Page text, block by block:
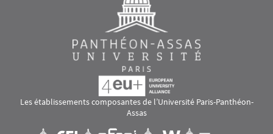
Les établissements composantes de l’Université Paris-Panthéon-
Assas